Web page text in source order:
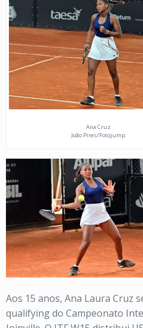
Ana Cruz
João Pires/Fotojump
Aos 15 anos, Ana Laura Cruz
qualifying do Campeonato